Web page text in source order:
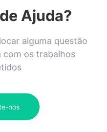
Ajuda?
alguma questão
com os trabalhos
nos